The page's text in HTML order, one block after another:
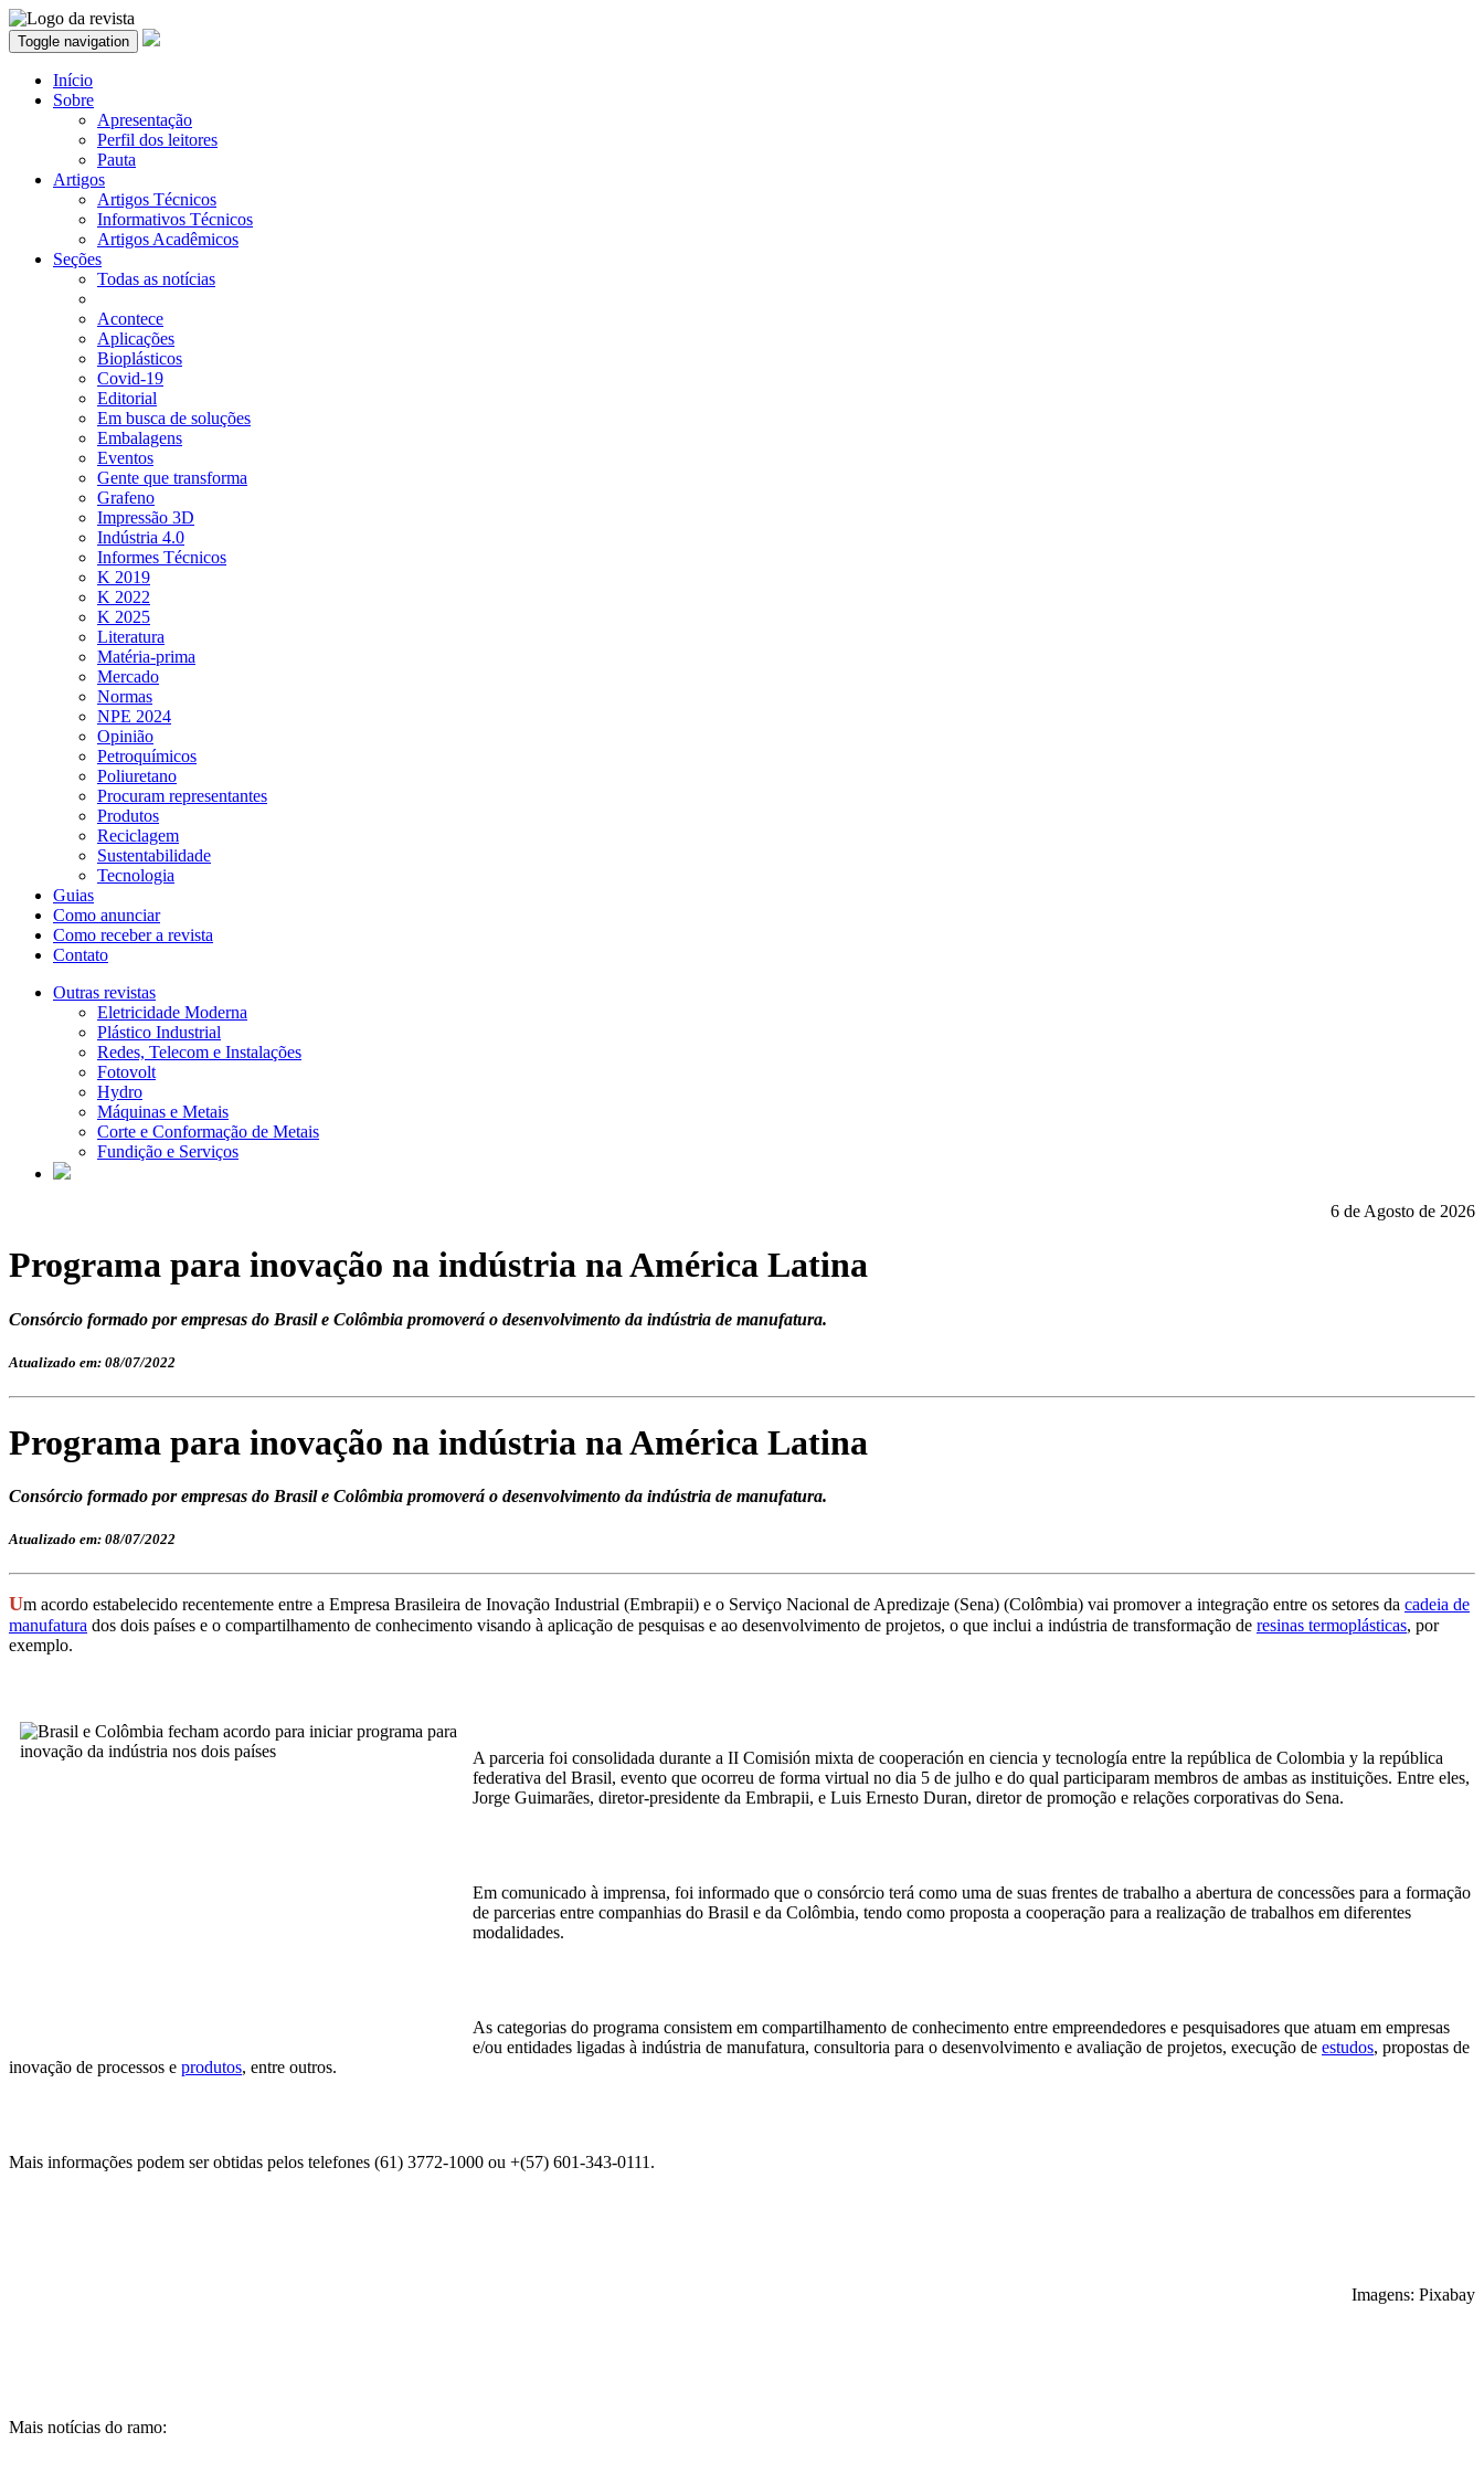
Toggle navigation
Início
Sobre
Apresentação
Perfil dos leitores
Pauta
Artigos
Artigos Técnicos
Informativos Técnicos
Artigos Acadêmicos
Seções
Todas as notícias
Acontece
Aplicações
Bioplásticos
Covid-19
Editorial
Em busca de soluções
Embalagens
Eventos
Gente que transforma
Grafeno
Impressão 3D
Indústria 4.0
Informes Técnicos
K 2019
K 2022
K 2025
Literatura
Matéria-prima
Mercado
Normas
NPE 2024
Opinião
Petroquímicos
Poliuretano
Procuram representantes
Produtos
Reciclagem
Sustentabilidade
Tecnologia
Guias
Como anunciar
Como receber a revista
Contato
Outras revistas
Eletricidade Moderna
Plástico Industrial
Redes, Telecom e Instalações
Fotovolt
Hydro
Máquinas e Metais
Corte e Conformação de Metais
Fundição e Serviços
6 de Agosto de 2026
Programa para inovação na indústria na América Latina
Consórcio formado por empresas do Brasil e Colômbia promoverá o desenvolvimento da indústria de manufatura.
Atualizado em: 08/07/2022
Programa para inovação na indústria na América Latina
Consórcio formado por empresas do Brasil e Colômbia promoverá o desenvolvimento da indústria de manufatura.
Atualizado em: 08/07/2022
Um acordo estabelecido recentemente entre a Empresa Brasileira de Inovação Industrial (Embrapii) e o Serviço Nacional de Apredizaje (Sena) (Colômbia) vai promover a integração entre os setores da cadeia de
manufatura dos dois países e o compartilhamento de conhecimento visando à aplicação de pesquisas e ao desenvolvimento de projetos, o que inclui a indústria de transformação de resinas termoplásticas, por
exemplo.
A parceria foi consolidada durante a II Comisión mixta de cooperación en ciencia y tecnología entre la república de Colombia y la república
federativa del Brasil, evento que ocorreu de forma virtual no dia 5 de julho e do qual participaram membros de ambas as instituições. Entre eles,
Jorge Guimarães, diretor-presidente da Embrapii, e Luis Ernesto Duran, diretor de promoção e relações corporativas do Sena.
Em comunicado à imprensa, foi informado que o consórcio terá como uma de suas frentes de trabalho a abertura de concessões para a formação
de parcerias entre companhias do Brasil e da Colômbia, tendo como proposta a cooperação para a realização de trabalhos em diferentes
modalidades.
As categorias do programa consistem em compartilhamento de conhecimento entre empreendedores e pesquisadores que atuam em empresas
e/ou entidades ligadas à indústria de manufatura, consultoria para o desenvolvimento e avaliação de projetos, execução de estudos, propostas de
inovação de processos e produtos, entre outros.
Mais informações podem ser obtidas pelos telefones (61) 3772-1000 ou +(57) 601-343-0111.
Imagens: Pixabay
Mais notícias do ramo: